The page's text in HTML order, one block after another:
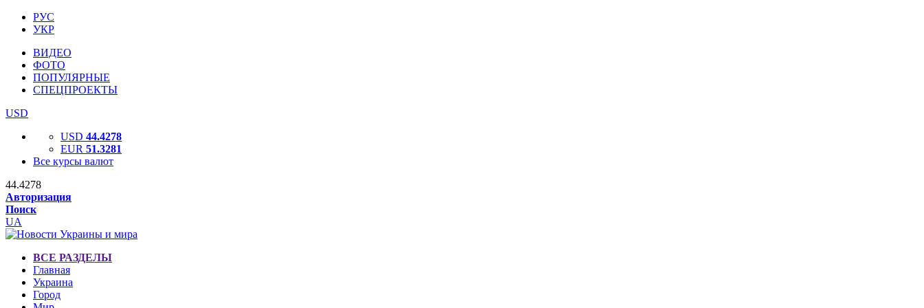
РУС
УКР
ВИДЕО
ФОТО
ПОПУЛЯРНЫЕ
СПЕЦПРОЕКТЫ
USD
USD 44.4278
EUR 51.3281
Все курсы валют
44.4278
Авторизация
Поиск
UA
ВСЕ РАЗДЕЛЫ
Главная
Украина
Город